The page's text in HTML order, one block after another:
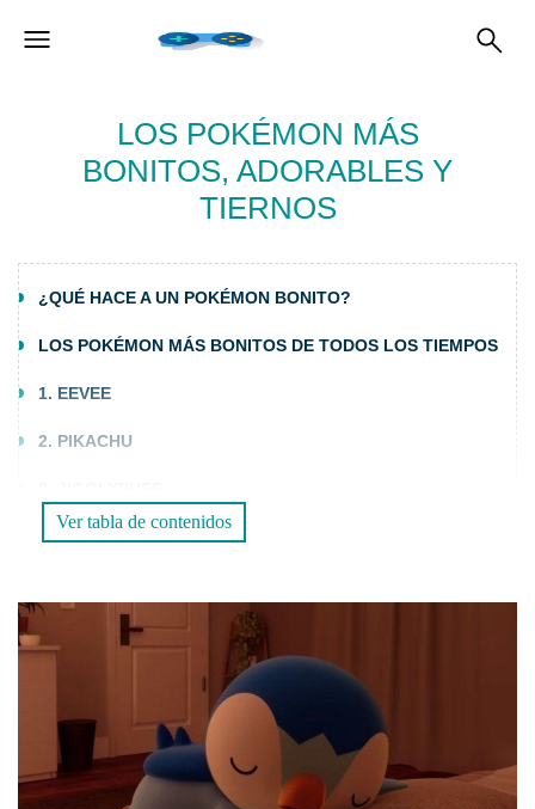
LOS POKÉMON MÁS
BONITOS, ADORABLES Y
TIERNOS
¿QUÉ HACE A UN POKÉMON BONITO?
LOS POKÉMON MÁS BONITOS DE TODOS LOS TIEMPOS
1. EEVEE
2. PIKACHU
4. VULPIX
PREGUNTAS FRECUENTES
¿CUÁL ES EL POKÉMON MÁS BONITO DE TODOS?
¿EXISTEN POKÉMON FEOS?
CONCLUSIÓN
Ver tabla de contenidos